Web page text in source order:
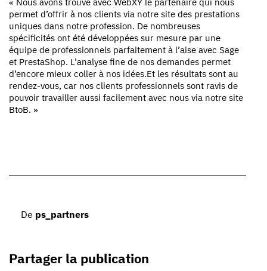
permet d’offrir à nos clients via notre site des prestations
uniques dans notre profession. De nombreuses
spécificités ont été développées sur mesure par une
équipe de professionnels parfaitement à l’aise avec Sage
et PrestaShop. L’analyse fine de nos demandes permet
d’encore mieux coller à nos idées.Et les résultats sont au
rendez-vous, car nos clients professionnels sont ravis de
pouvoir travailler aussi facilement avec nous via notre site
BtoB. »
De ps_partners
Partager la publication